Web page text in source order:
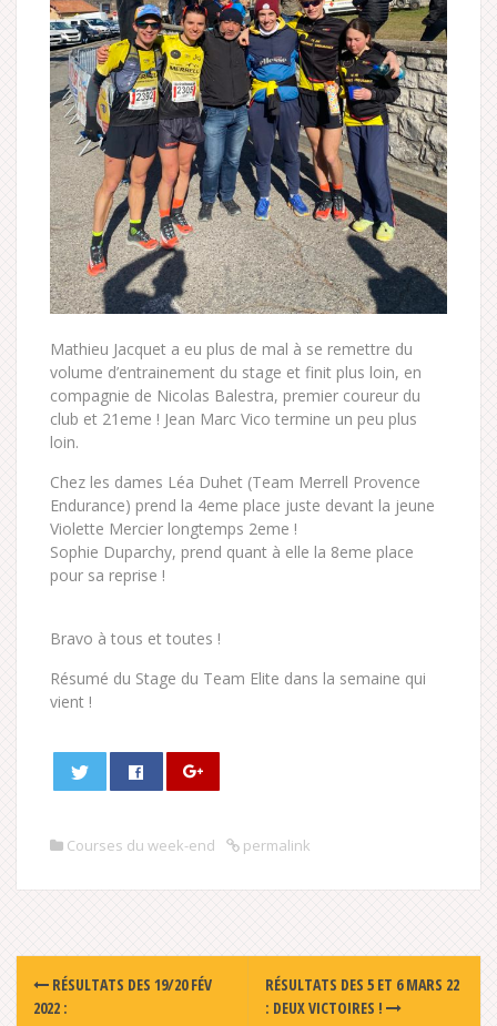
Mathieu Jacquet a eu plus de mal à se remettre du
volume d’entrainement du stage et finit plus loin, en
compagnie de Nicolas Balestra, premier coureur du
club et 21eme ! Jean Marc Vico termine un peu plus
loin.
Chez les dames Léa Duhet (Team Merrell Provence
Endurance) prend la 4eme place juste devant la jeune
Violette Mercier longtemps 2eme !
Sophie Duparchy, prend quant à elle la 8eme place
pour sa reprise !
Bravo à tous et toutes !
Résumé du Stage du Team Elite dans la semaine qui
vient !
Courses du week-end permalink
Post
RÉSULTATS DES 19/20 FÉV
2022 :
RÉSULTATS DES 5 ET 6 MARS 22
: DEUX VICTOIRES !